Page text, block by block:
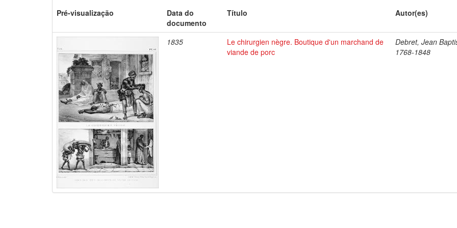
Pré-visualização
Data do
documento
Título Autor(es)
1835
Le chirurgien nègre. Boutique d'un marchand de
viande de porc
Debret, Jean
1768-1848